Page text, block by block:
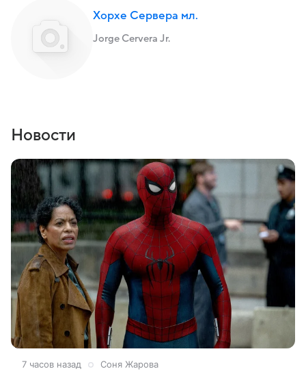
Хорхе Сервера мл.
Jorge Cervera Jr.
Новости
7 часов назад Соня Жарова